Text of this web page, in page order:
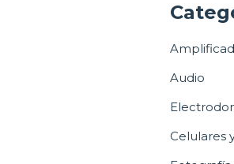
Audio
Celulares